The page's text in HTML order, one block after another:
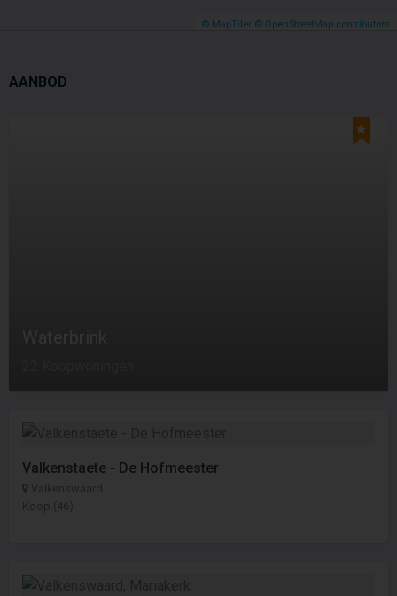
© MapTiler © OpenStreetMap contributors
AANBOD
Valkenstaete - De Hofmeester
Valkenswaard
Koop (46)